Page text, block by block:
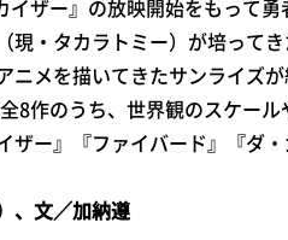
ザー』の放映開始をもって
現・タカラトミー）が培って
ニメを描いてきたサンライズ
8作のうち、世界観のスケー
ザー』『ファイバード』『ダ
、文／加納遵